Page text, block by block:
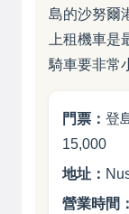
島的沙努爾
上租機車是
騎車要非常
門票： 登
15,000
地址：
營業時間：